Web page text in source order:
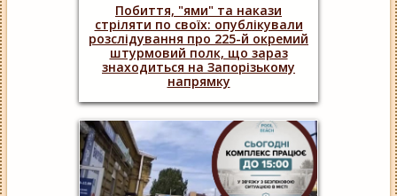
Побиття, "ями" та накази
стріляти по своїх: опублікували
розслідування про 225-й окремий
штурмовий полк, що зараз
знаходиться на Запорізькому
напрямку